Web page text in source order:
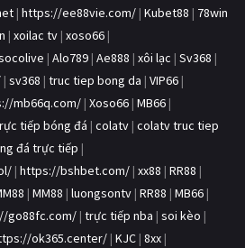
| https://ee88vie.com/ | Kubet88 | 78win
| xoilac tv | xoso66 |
| Alo789 | Ae888 | xôi lạc | Sv368 |
| sv368 | truc tiep bong da | VIP66 |
mb66q.com/ | Xoso66 | MB66 |
tiếp bóng đá | colatv | colatv truc tiep
đá trực tiếp |
| https://bshbet.com/ | xx88 | RR88 |
| MM88 | luongsontv | RR88 | MB66 |
go88fc.com/ | trực tiếp nba | soi kèo |
ok365.center/ | KJC | 8xx |